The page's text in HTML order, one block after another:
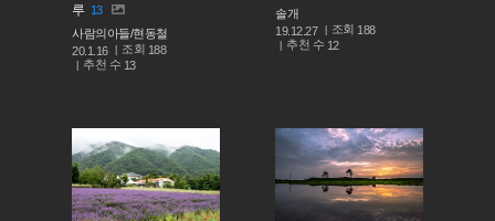
루 13
사람의아들/현동철
20.1.16
조회 188
추천 수 13
솔개
19.12.27
조회 188
추천 수 12